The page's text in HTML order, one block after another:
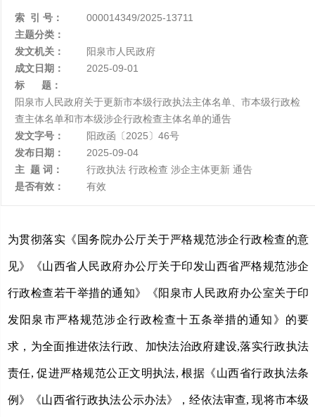
索 引 号：
000014349/2025-13711
主题分类：
发文机关：
阳泉市人民政府
成文日期：
2025-09-01
标 题：
阳泉市人民政府关于更新市本级行政执法主体名单、市本级行政检
查主体名单和市本级涉企行政检查主体名单的通告
发文字号：
阳政函〔2025〕46号
发布日期：
2025-09-04
主 题 词：
行政执法 行政检查 涉企主体更新 通告
是否有效：
有效
为贯彻落实《国务院办公厅关于严格规范涉企行政检查的意
见》《山西省人民政府办公厅关于印发山西省严格规范涉企
行政检查若干举措的通知》《阳泉市人民政府办公室关于印
发阳泉市严格规范涉企行政检查十五条举措的通知》的要
求，为全面推进依法行政、加快法治政府建设,落实行政执法
责任, 促进严格规范公正文明执法, 根据《山西省行政执法条
例》《山西省行政执法公示办法》 ，经依法审查,现将市本级